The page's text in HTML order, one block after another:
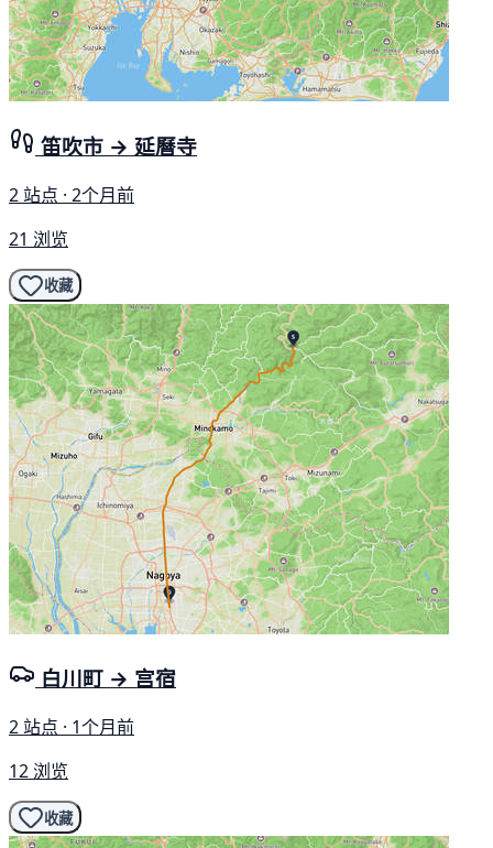
笛吹市 → 延曆寺
2 站点 · 2个月前
21 浏览
收藏
白川町 → 宫宿
2 站点 · 1个月前
12 浏览
收藏